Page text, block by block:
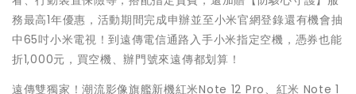
務最高1年優惠，活動期間完成申辦並至小米官網登錄還有機會抽
中65吋小米電視！到遠傳電信通路入手小米指定空機，憑券也能
折1,000元，買空機、辦門號來遠傳都划算！
遠傳雙獨家！潮流影像旗艦新機紅米Note 12 Pro、紅米 Note 1